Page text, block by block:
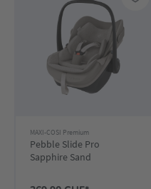
MAXI-COSI Premium
Pebble Slide Pro
Sapphire Sand